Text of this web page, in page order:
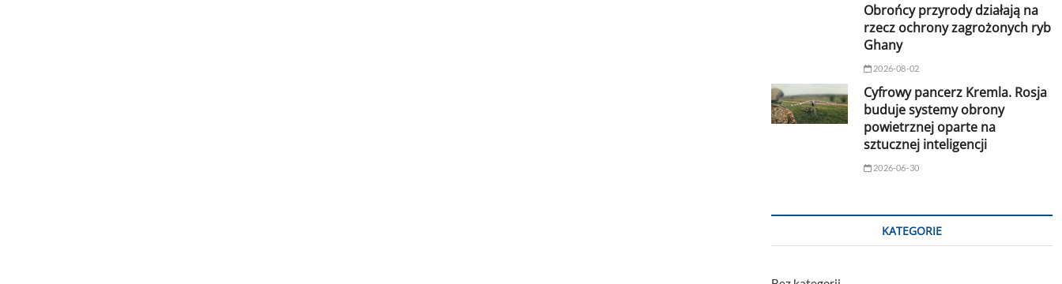
Obrońcy przyrody działają na
rzecz ochrony zagrożonych ryb
Ghany
2026-08-02
Cyfrowy pancerz Kremla. Rosja
buduje systemy obrony
powietrznej oparte na
sztucznej inteligencji
2026-06-30
KATEGORIE